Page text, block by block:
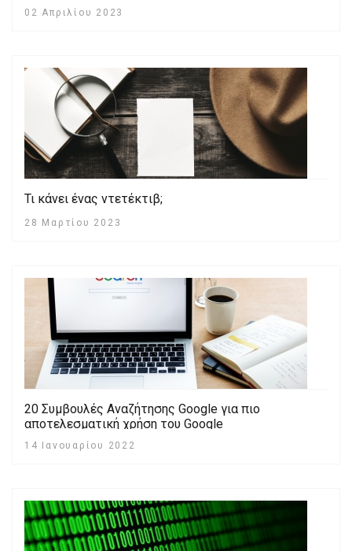
02 Απριλίου 2023
Τι κάνει ένας ντετέκτιβ;
28 Μαρτίου 2023
20 Συμβουλές Αναζήτησης Google για πιο
αποτελεσματική χρήση του Google
14 Ιανουαρίου 2022